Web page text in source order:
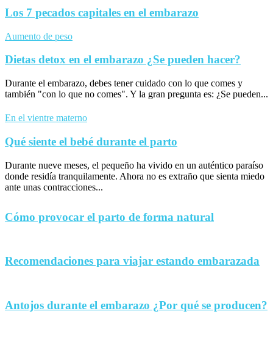
Los 7 pecados capitales en el embarazo
Aumento de peso
Dietas detox en el embarazo ¿Se pueden hacer?
Durante el embarazo, debes tener cuidado con lo que comes y
también "con lo que no comes". Y la gran pregunta es: ¿Se pueden...
En el vientre materno
Qué siente el bebé durante el parto
Durante nueve meses, el pequeño ha vivido en un auténtico paraíso
donde residía tranquilamente. Ahora no es extraño que sienta miedo
ante unas contracciones...
Cómo provocar el parto de forma natural
Recomendaciones para viajar estando embarazada
Antojos durante el embarazo ¿Por qué se producen?